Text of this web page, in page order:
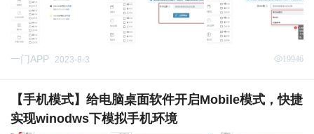
一门APP 2023-8-3 19946
【手机模式】给电脑桌面软件开启Mobile模式，快捷
实现winodws下模拟手机环境